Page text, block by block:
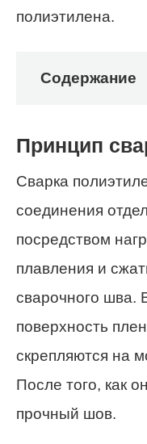
полиэтилена.
Содержание
Принцип
Сварка
соединения
посредством
плавления и
сварочного шва.
поверхность
скрепляются на
После того, как
прочный шов.